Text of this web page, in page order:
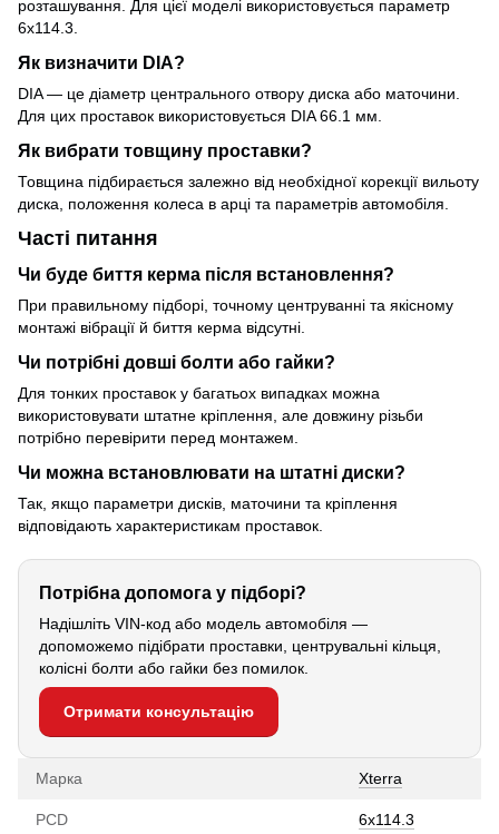
розташування. Для цієї моделі використовується параметр
6x114.3.
Як визначити DIA?
DIA — це діаметр центрального отвору диска або маточини.
Для цих проставок використовується DIA 66.1 мм.
Як вибрати товщину проставки?
Товщина підбирається залежно від необхідної корекції вильоту
диска, положення колеса в арці та параметрів автомобіля.
Часті питання
Чи буде биття керма після встановлення?
При правильному підборі, точному центруванні та якісному
монтажі вібрації й биття керма відсутні.
Чи потрібні довші болти або гайки?
Для тонких проставок у багатьох випадках можна
використовувати штатне кріплення, але довжину різьби
потрібно перевірити перед монтажем.
Чи можна встановлювати на штатні диски?
Так, якщо параметри дисків, маточини та кріплення
відповідають характеристикам проставок.
Потрібна допомога у підборі?
Надішліть VIN-код або модель автомобіля —
допоможемо підібрати проставки, центрувальні кільця,
колісні болти або гайки без помилок.
Отримати консультацію
Марка Xterra
PCD 6х114.3